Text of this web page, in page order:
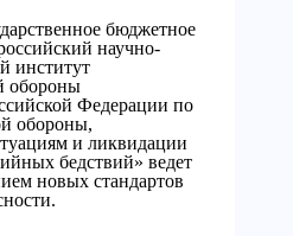
бюджетное
научно-
институт
обороны
Федерации по
обороны,
и ликвидации
бедствий» ведет
новых стандартов